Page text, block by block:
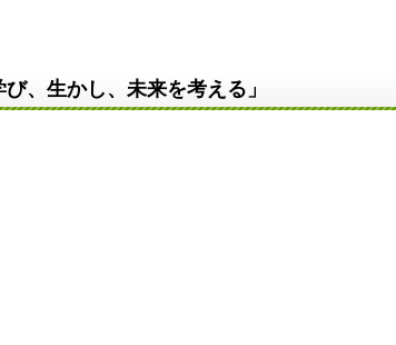
、生かし、未来を考える」